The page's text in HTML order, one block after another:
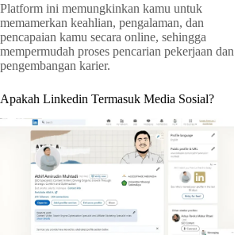
Platform ini memungkinkan kamu untuk
memamerkan keahlian, pengalaman, dan
pencapaian kamu secara online, sehingga
mempermudah proses pencarian pekerjaan dan
pengembangan karier.
Apakah Linkedin Termasuk Media Sosial?